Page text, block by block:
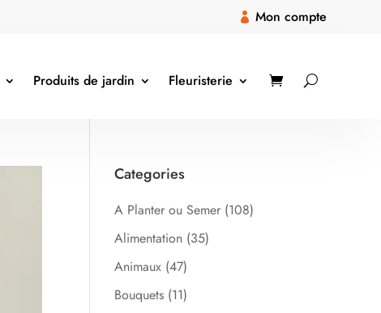
 Mon compte
Produits de jardin Fleuristerie
Categories
A Planter ou Semer (108)
Alimentation (35)
Animaux (47)
Bouquets (11)